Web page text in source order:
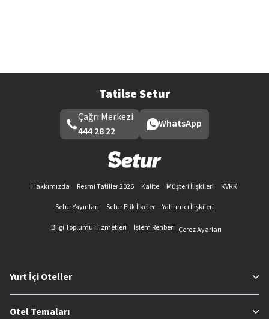
Tatilse Setur
Çağrı Merkezi
444 28 22
WhatsApp
Hakkımızda Resmi Tatiller 2026 Kalite Müşteri İlişkileri
KVKK
Setur Yayınları
Setur Etik İlkeler
Yatırımcı İlişkileri
Bilgi Toplumu Hizmetleri
İşlem Rehberi Çerez Ayarları
Yurt İçi Oteller
Otel Temaları